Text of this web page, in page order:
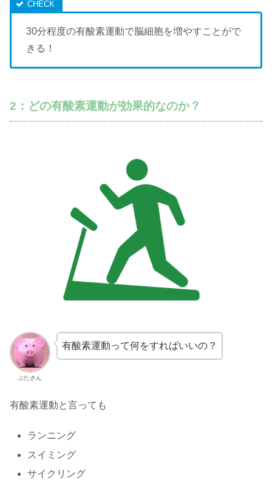
30分程度の有酸素運動で脳細胞を増やすことがで
きる！
2：どの有酸素運動が効果的なのか？
ぶたさん
有酸素運動って何をすればいいの？
有酸素運動と言っても
ランニング
スイミング
サイクリング